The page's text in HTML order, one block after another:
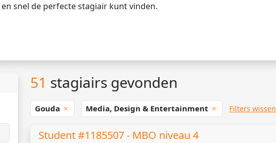
snel de perfecte stagiair kunt vinden.
51 stagiairs gevonden
Gouda Media, Design & Entertainment Filters wissen
Student #1185507 - MBO niveau 4